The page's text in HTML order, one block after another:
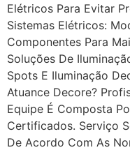
Elétricos Para Evitar
Sistemas Elétricos:
Componentes Para
Soluções De
Spots E Iluminação
Atuance Decore?
Equipe É Composta
Certificados. Serviço
De Acordo Com As